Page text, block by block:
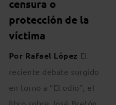
censura o
protección de la
víctima
Por Rafael López El
reciente debate surgido
en torno a “El odio”, el
libro sobre José Bretón